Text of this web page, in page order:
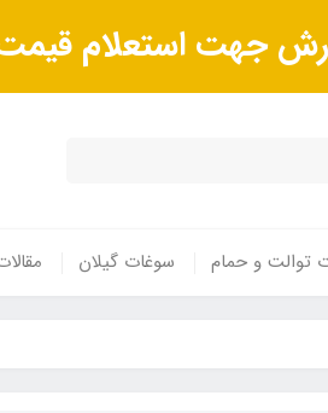
جهت استعلام
توالت و حمام سوغات گیلان